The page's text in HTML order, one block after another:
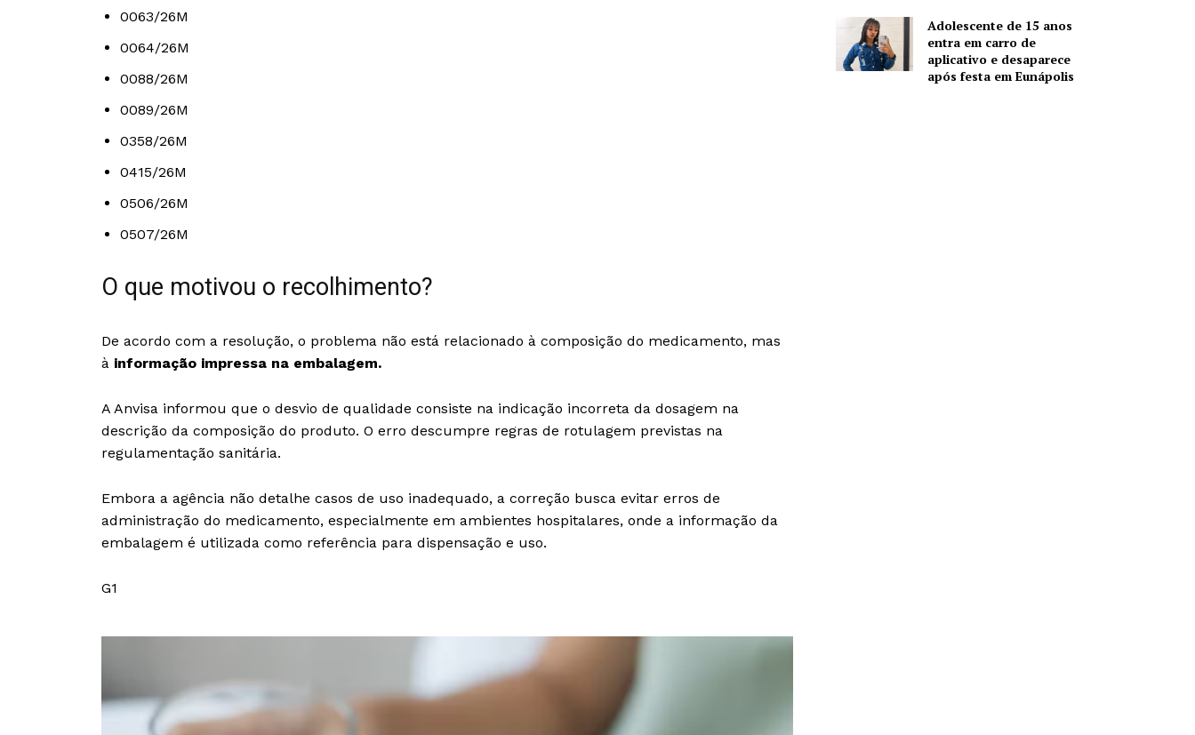
0063/26M
0064/26M
0088/26M
0089/26M
0358/26M
0415/26M
0506/26M
0507/26M
O que motivou o recolhimento?
De acordo com a resolução, o problema não está relacionado à composição do medicamento, mas
à informação impressa na embalagem.
A Anvisa informou que o desvio de qualidade consiste na indicação incorreta da dosagem na
descrição da composição do produto. O erro descumpre regras de rotulagem previstas na
regulamentação sanitária.
Embora a agência não detalhe casos de uso inadequado, a correção busca evitar erros de
administração do medicamento, especialmente em ambientes hospitalares, onde a informação da
embalagem é utilizada como referência para dispensação e uso.
G1
Adolescente de 15 anos
entra em carro de
aplicativo e desaparece
após festa em Eunápolis